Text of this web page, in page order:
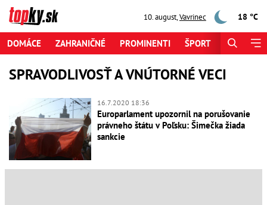
10. august,Vavrinec 18 °C
DOMÁCE ZAHRANIČNÉ PROMINENTI ŠPORT
SPRAVODLIVOSŤ A VNÚTORNÉ VECI
16.7.2020 18:36
Europarlament upozornil na porušovanie
právneho štátu v Poľsku: Šimečka žiada
sankcie